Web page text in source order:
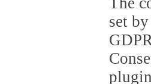
set